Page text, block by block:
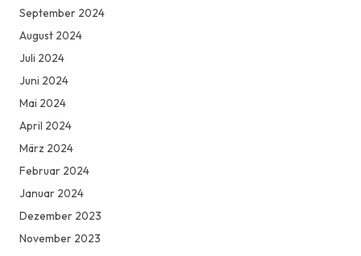
September 2024
August 2024
Juli 2024
Juni 2024
Mai 2024
April 2024
März 2024
Februar 2024
Januar 2024
Dezember 2023
November 2023